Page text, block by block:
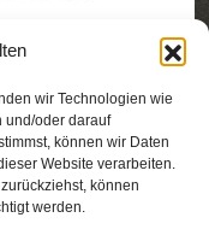
wir Technologien wie
und/oder darauf
können wir Daten
Website verarbeiten.
können
werden.